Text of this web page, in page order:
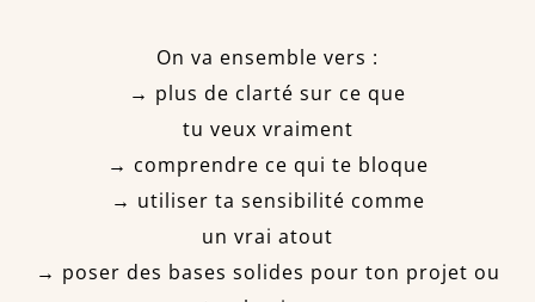
On va ensemble vers :
→ plus de clarté sur ce que
tu veux vraiment
→ comprendre ce qui te bloque
→ utiliser ta sensibilité comme
un vrai atout
→ poser des bases solides pour ton projet ou